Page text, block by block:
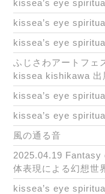
kissea’s eye
kissea’s eye
kissea’s eye
ふじさわアートフェ
kissea kishikawa
kissea’s eye
kissea’s eye
風の通る音
2025.04.19 Fantasy
体表現による幻想世
kissea’s eye